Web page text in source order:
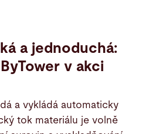
a jednoduchá:
v akci
a vykládá automaticky
tok materiálu je volně